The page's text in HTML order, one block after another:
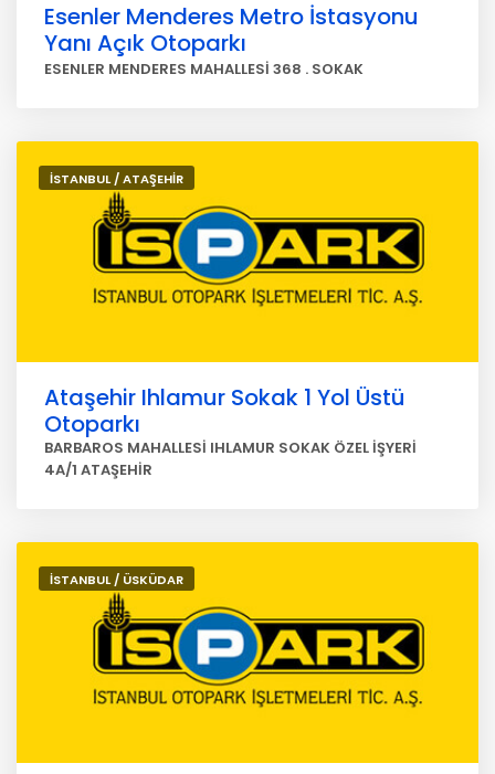
Esenler Menderes Metro İstasyonu
Yanı Açık Otoparkı
ESENLER MENDERES MAHALLESİ 368 . SOKAK
İSTANBUL / ATAŞEHİR
Ataşehir Ihlamur Sokak 1 Yol Üstü
Otoparkı
BARBAROS MAHALLESİ IHLAMUR SOKAK ÖZEL İŞYERİ
4A/1 ATAŞEHİR
İSTANBUL / ÜSKÜDAR